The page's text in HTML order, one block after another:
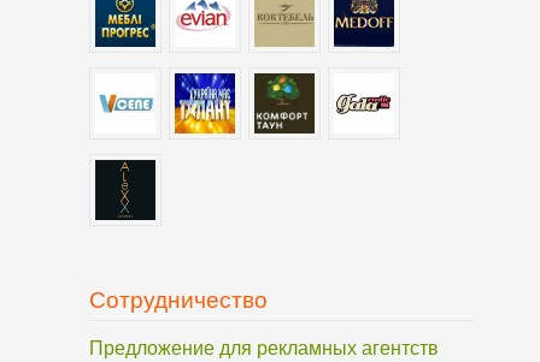
Сотрудничество
Предложение для рекламных агентств